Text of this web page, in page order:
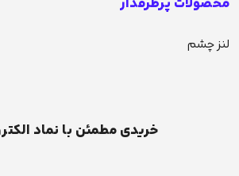
لنز چشم
خریدی مطمئن با نماد